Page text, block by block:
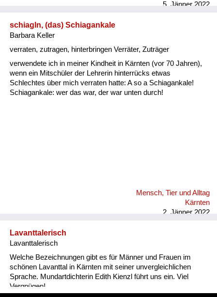
5. Jänner 2022
schiagln, (das) Schiagankale
Barbara Keller
verraten, zutragen, hinterbringen Verräter, Zuträger
verwendete ich in meiner Kindheit in Kärnten (vor 70 Jahren),
wenn ein Mitschüler der Lehrerin hinterrücks etwas
Schlechtes über mich verraten hatte: A so a Schiagankale!
Schiagankale: wer das war, der war unten durch!
Mensch, Tier und Alltag
Kärnten
2. Jänner 2022
Lavanttalerisch
Lavanttalerisch
Welche Bezeichnungen gibt es für Männer und Frauen im
schönen Lavanttal in Kärnten mit seiner unvergleichlichen
Sprache. Mundartdichterin Edith Kienzl führt uns ein. Viel
Vergnügen!